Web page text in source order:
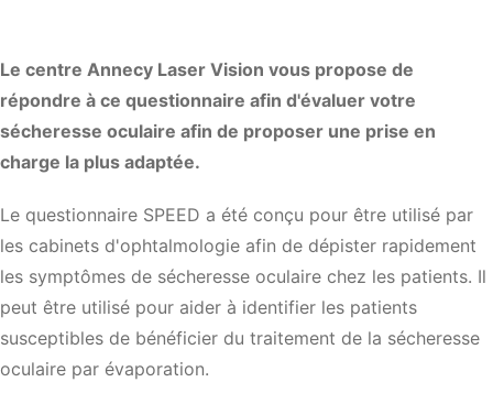
Le centre Annecy Laser Vision vous propose de
répondre à ce questionnaire afin d'évaluer votre
sécheresse oculaire afin de proposer une prise en
charge la plus adaptée.
Le questionnaire SPEED a été conçu pour être utilisé par
les cabinets d'ophtalmologie afin de dépister rapidement
les symptômes de sécheresse oculaire chez les patients. Il
peut être utilisé pour aider à identifier les patients
susceptibles de bénéficier du traitement de la sécheresse
oculaire par évaporation.